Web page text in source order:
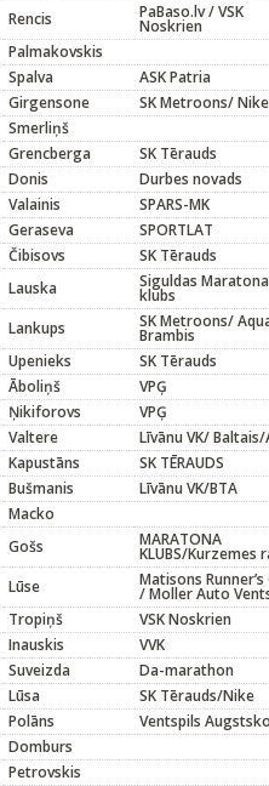
Rencis PaBaso.lv / VSK
Noskrien
Palmakovskis
Spalva
ASK Patria
Girgensone
SK Metroons/ Nike
Smerliņš
Grencberga
SK Tērauds
Donis
Durbes novads
Valainis
SPARS-MK
Geraseva
SPORTLAT
Čibisovs
SK Tērauds
Lauska Siguldas Maratona
klubs
Lankups SK Metroons/
Brambis
Upenieks
SK Tērauds
Āboliņš
VPĢ
Ņikiforovs
VPĢ
Valtere
Līvānu VK/ Baltais/
Kapustāns
SK TĒRAUDS
Bušmanis
Līvānu VK/BTA
Macko
Gošs MARATONA
KLUBS/Kurzemes
Lūse Matisons Runner’s
/ Moller Auto
Tropiņš
VSK Noskrien
Inauskis
VVK
Suveizda
Da-marathon
Lūsa
SK Tērauds/Nike
Polāns
Ventspils
Domburs
Petrovskis